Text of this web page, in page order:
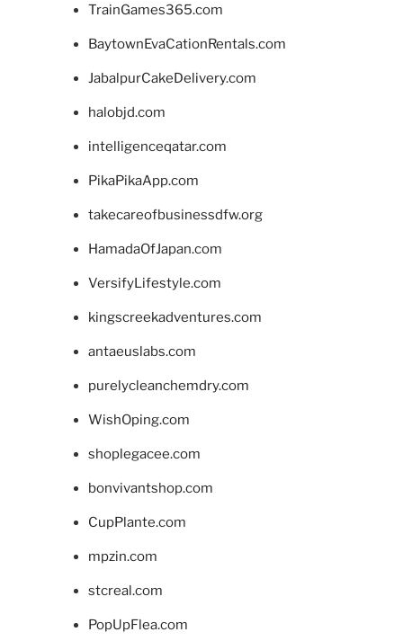
TrainGames365.com
BaytownEvaCationRentals.com
JabalpurCakeDelivery.com
halobjd.com
intelligenceqatar.com
PikaPikaApp.com
takecareofbusinessdfw.org
HamadaOfJapan.com
VersifyLifestyle.com
kingscreekadventures.com
antaeuslabs.com
purelycleanchemdry.com
WishOping.com
shoplegacee.com
bonvivantshop.com
CupPlante.com
mpzin.com
stcreal.com
PopUpFlea.com